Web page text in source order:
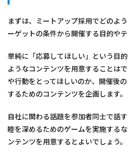
まずは、ミートアップ採用でどのよ
ーゲットの条件から開催する目的やテ
単純に「応募してほしい」という目
ようなコンテンツを用意することは
や行動をとってほしいのか、開催後
するためのコンテンツを企画します。
自社に関わる話題を参加者同士で話
睦を深めるためのゲームを実施する
ンテンツを用意するとよいでしょう。